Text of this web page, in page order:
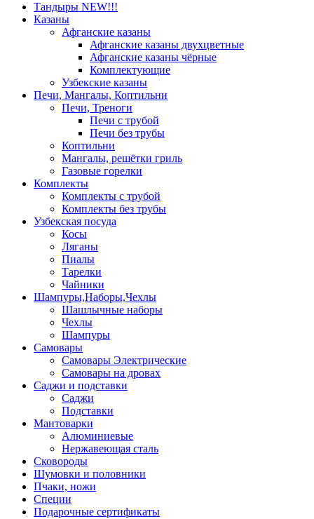
Тандыры NEW!!!
Казаны
Афганские казаны
Афганские казаны двухцветные
Афганские казаны чёрные
Комплектующие
Узбекские казаны
Печи, Мангалы, Коптильни
Печи, Треноги
Печи с трубой
Печи без трубы
Коптильни
Мангалы, решётки гриль
Газовые горелки
Комплекты
Комплекты с трубой
Комплекты без трубы
Узбекская посуда
Косы
Ляганы
Пиалы
Тарелки
Чайники
Шампуры,Наборы,Чехлы
Шашлычные наборы
Чехлы
Шампуры
Самовары
Самовары Электрические
Самовары на дровах
Саджи и подставки
Саджи
Подставки
Мантоварки
Алюминиевые
Нержавеющая сталь
Сковороды
Шумовки и половники
Пчаки, ножи
Специи
Подарочные сертификаты